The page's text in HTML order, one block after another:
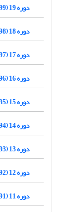
دوره 19 (1399)
دوره 18 (1398)
دوره 17 (1397)
دوره 16 (1396)
دوره 15 (1395)
دوره 14 (1394)
دوره 13 (1393)
دوره 12 (1392)
دوره 11 (1391)